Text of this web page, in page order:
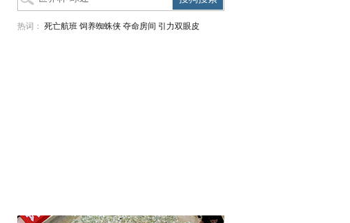
热词： 死亡航班 饲养蜘蛛侠 夺命房间 引力双眼皮